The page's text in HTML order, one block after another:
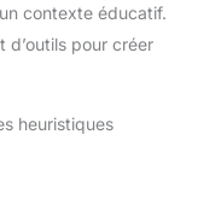
contexte éducatif.
d’outils pour créer
heuristiques